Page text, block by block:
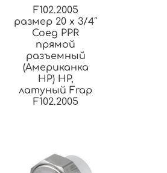
F102.2005
размер 20 x 3/4″
Соед PPR
прямой
разъемный
(Американка
НР) НР,
латуный Frap
F102.2005